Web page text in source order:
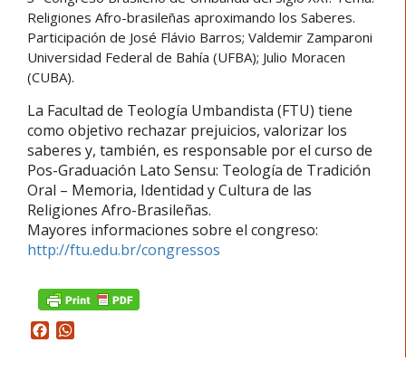
Religiones Afro-brasileñas aproximando los Saberes.
Participación de José Flávio Barros; Valdemir Zamparoni
Universidad Federal de Bahía (UFBA); Julio Moracen
(CUBA).
La Facultad de Teología Umbandista (FTU) tiene
como objetivo rechazar prejuicios, valorizar los
saberes y, también, es responsable por el curso de
Pos-Graduación Lato Sensu: Teología de Tradición
Oral – Memoria, Identidad y Cultura de las
Religiones Afro-Brasileñas.
Mayores informaciones sobre el congreso:
http://ftu.edu.br/congressos
Facebook